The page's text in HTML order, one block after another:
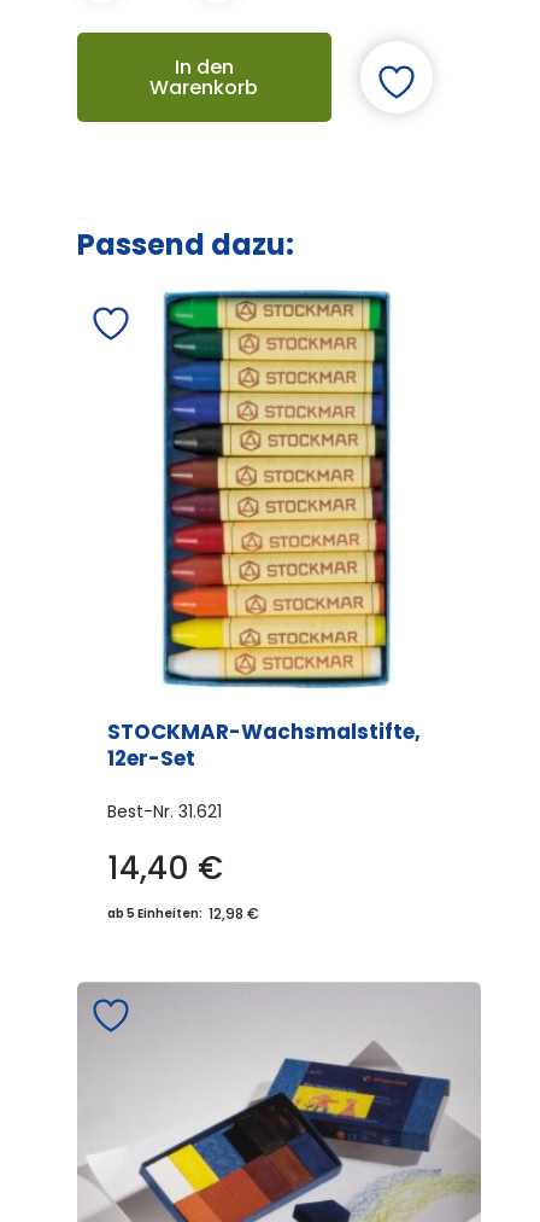
In den
Warenkorb
Passend dazu:
STOCKMAR-Wachsmalstifte,
12er-Set
Best-Nr. 31.621
14,40 €
ab 5 Einheiten: 12,98 €